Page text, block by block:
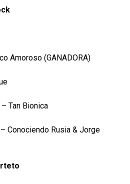
Amoroso (GANADORA)
Tan Bionica
Conociendo Rusia & Jorge